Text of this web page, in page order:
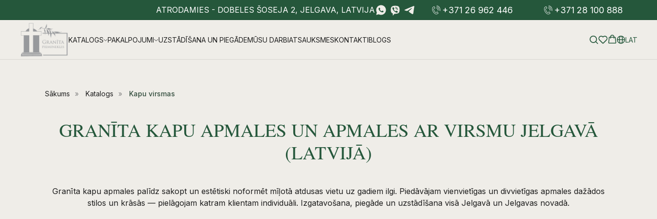
ATRODAMIES - DOBELES ŠOSEJA 2, JELGAVA, LATVIJA +371 26 962 446 +371 28 100 888
KATALOGS PAKALPOJUMI UZSTĀDĪŠANA UN PIEGĀDEMŪSU DARBIATSAUKSMESKONTAKTIBLOGS LAT
Sākums » Katalogs » Kapu virsmas
GRANĪTA KAPU APMALES UN APMALES AR VIRSMU JELGAVĀ
(LATVIJĀ)
Granīta kapu apmales palīdz sakopt un estētiski noformēt mīļotā atdusas vietu uz gadiem ilgi. Piedāvājam vienvietīgas un divvietīgas apmales dažādos
stilos un krāsās — pielāgojam katram klientam individuāli. Izgatavošana, piegāde un uzstādīšana visā Jelgavā un Jelgavas novadā.